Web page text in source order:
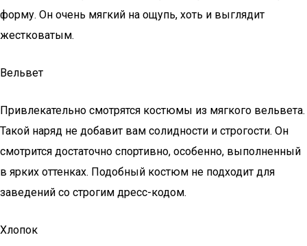
форму. Он очень мягкий на ощупь, хоть и выглядит
жестковатым.
Вельвет
Привлекательно смотрятся костюмы из мягкого вельвета.
Такой наряд не добавит вам солидности и строгости. Он
смотрится достаточно спортивно, особенно, выполненный
в ярких оттенках. Подобный костюм не подходит для
заведений со строгим дресс-кодом.
Хлопок